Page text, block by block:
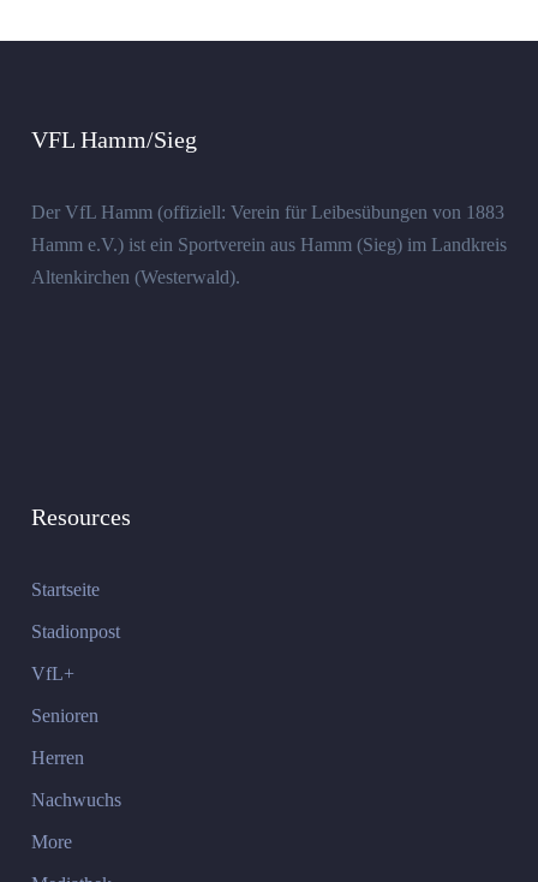
VFL Hamm/Sieg
Der VfL Hamm (offiziell: Verein für Leibesübungen von 1883
Hamm e.V.) ist ein Sportverein aus Hamm (Sieg) im Landkreis
Altenkirchen (Westerwald).
Resources
Startseite
Stadionpost
VfL+
Senioren
Herren
Nachwuchs
More